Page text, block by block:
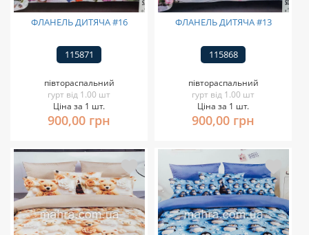
ФЛАНЕЛЬ ДИТЯЧА #16
115871
півтораспальний
гурт від 1.00 шт
Ціна за 1 шт.
900,00 грн
ФЛАНЕЛЬ ДИТЯЧА #13
115868
півтораспальний
гурт від 1.00 шт
Ціна за 1 шт.
900,00 грн